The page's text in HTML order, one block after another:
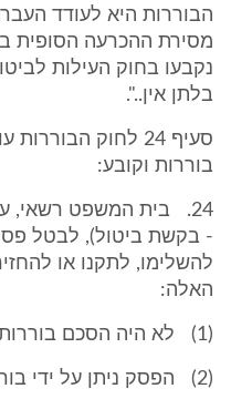
הבוררות היא לעודד
מסירת ההכרעה הסופית
נקבעו בחוק העילות
בלתן אין..".
סעיף 24 לחוק
בוררות וקובע:
24. בית המשפט רשאי,
- בקשת ביטול), לבטל
להשלימו, לתקנו או
האלה:
(1) לא היה הסכם בוררות בר-תוקף;
(2) הפסק ניתן על ידי בורר שלא נתמנה כדין;